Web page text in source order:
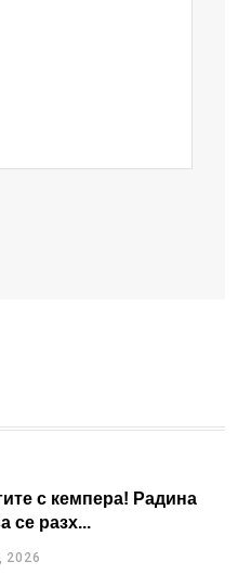
с кемпера! Радина
се разх...
2026